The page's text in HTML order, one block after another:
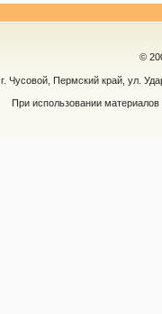
©
г. Чусовой, Пермский край, ул.
При использовании